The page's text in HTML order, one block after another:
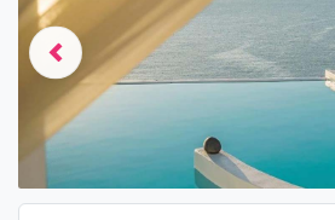
Previous